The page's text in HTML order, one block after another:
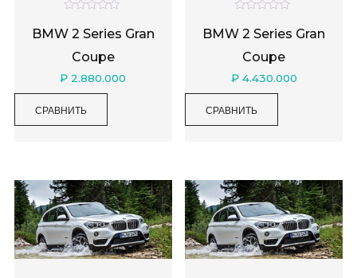
ц
е
а
0
и
5
BMW 2 Series Gran
Coupe
₽ 2.880.000
СРАВНИТЬ
ц
е
а
0
и
5
BMW 2 Series Gran
Coupe
₽4.430.000
СРАВНИТЬ